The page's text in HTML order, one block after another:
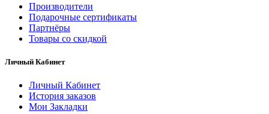
Производители
Подарочные сертификаты
Партнёры
Товары со скидкой
Личный Кабинет
Личный Кабинет
История заказов
Мои Закладки